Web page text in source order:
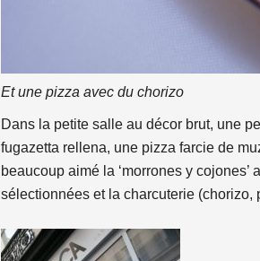
Et une pizza avec du chorizo
Dans la petite salle au décor brut, une
fugazetta rellena, une pizza farcie de
beaucoup aimé la ‘morrones y
sélectionnées et la charcuterie (chorizo,